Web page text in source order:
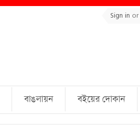
Sign in or
বাঙলায়ন বইয়ের দোকান